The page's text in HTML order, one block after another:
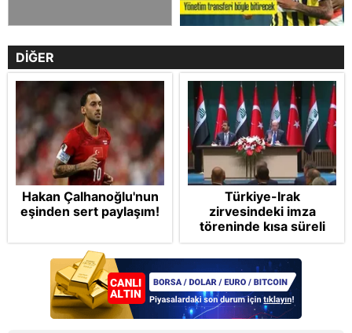
DİĞER
Hakan Çalhanoğlu'nun
eşinden sert paylaşım!
Türkiye-Irak
zirvesindeki imza
töreninde kısa süreli
kriz! Erdoğan'ın "Bir
yanlış olmasın, Hakan
hamse" sözleri dikkat
çekti